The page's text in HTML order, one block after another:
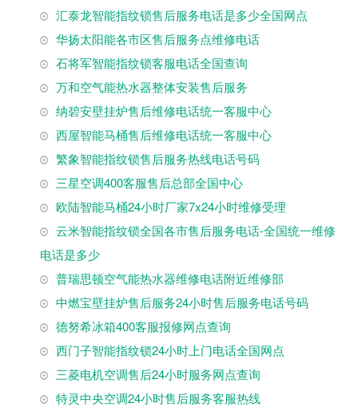
汇泰龙智能指纹锁售后服务电话是多少全国网点
华扬太阳能各市区售后服务点维修电话
石将军智能指纹锁客服电话全国查询
万和空气能热水器整体安装售后服务
纳碧安壁挂炉售后维修电话统一客服中心
西屋智能马桶售后维修电话统一客服中心
繁象智能指纹锁售后服务热线电话号码
三星空调400客服售后总部全国中心
欧陆智能马桶24小时厂家7x24小时维修受理
云米智能指纹锁全国各市售后服务电话-全国统一维修
电话是多少
普瑞思顿空气能热水器维修电话附近维修部
中燃宝壁挂炉售后服务24小时售后服务电话号码
德努希冰箱400客服报修网点查询
西门子智能指纹锁24小时上门电话全国网点
三菱电机空调售后24小时服务网点查询
特灵中央空调24小时售后服务客服热线